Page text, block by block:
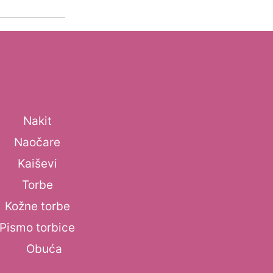
Nakit
Naočare
Kaiševi
Torbe
Kožne torbe
Pismo torbice
Obuća